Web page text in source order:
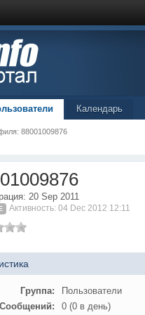
Календарь
88001009876
20 Sep 2011
Активность: 04 Dec 2012 12:11
Группа:
Пользователи
Сообщений:
0 (0 в день)